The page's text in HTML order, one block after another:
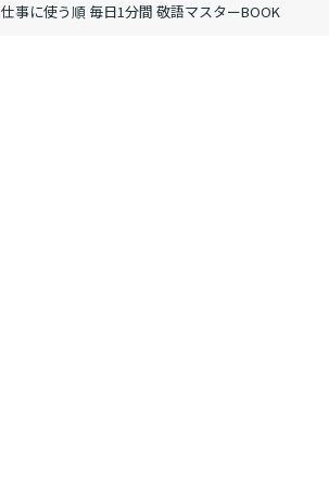
仕事に使う順 毎日1分間 敬語マスターBOOK